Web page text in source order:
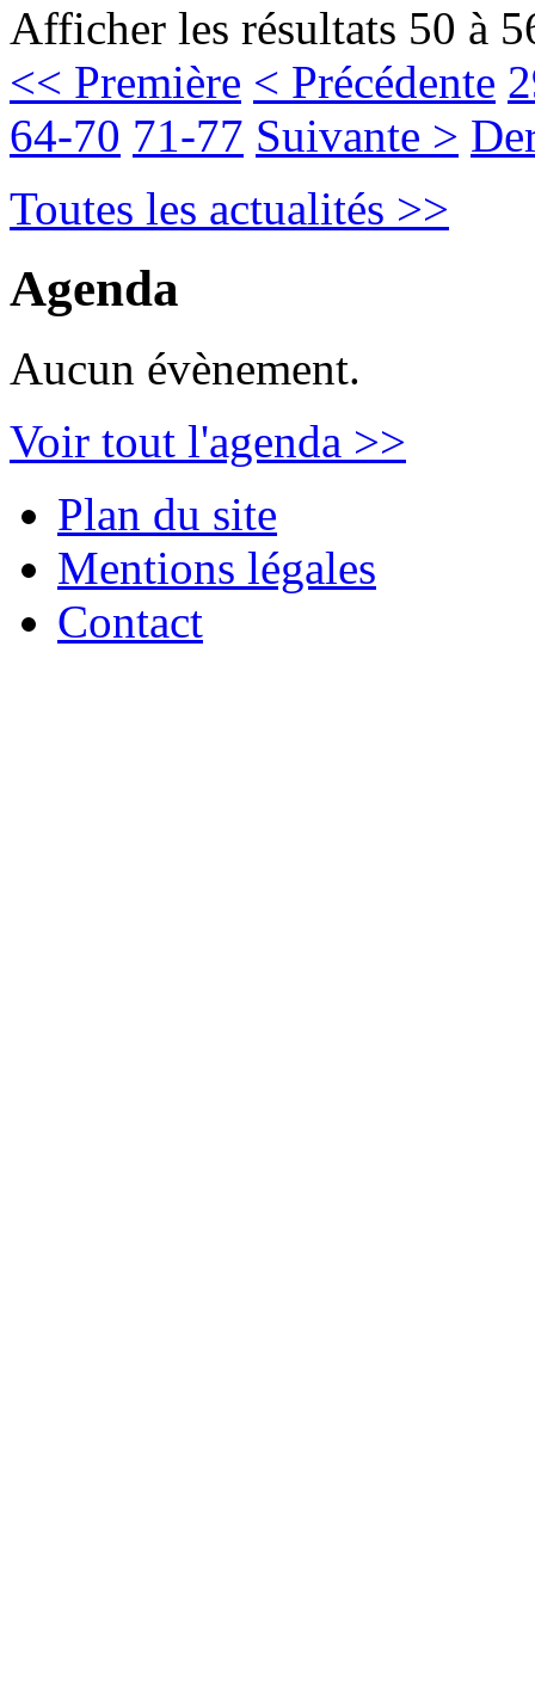
Afficher les résultats 50 à
<< Première < Précédente
64-70 71-77 Suivante >
Toutes les actualités >>
Agenda
Aucun évènement.
Voir tout l'agenda >>
Plan du site
Mentions légales
Contact